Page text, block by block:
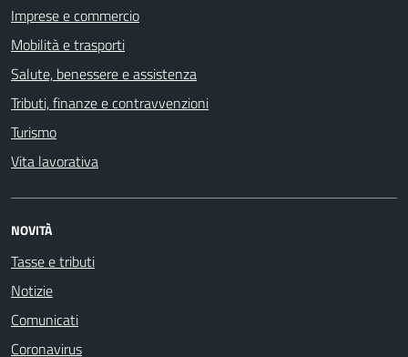
Imprese e commercio
Mobilità e trasporti
Salute, benessere e assistenza
Tributi, finanze e contravvenzioni
Turismo
Vita lavorativa
NOVITÀ
Tasse e tributi
Notizie
Comunicati
Coronavirus